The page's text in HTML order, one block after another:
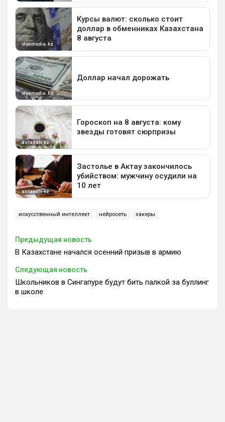
искусственный интеллект нейросеть хакеры
Предыдущая новость
В Казахстане начался осенний призыв в армию
Следующая новость
Школьников в Сингапуре будут бить палкой за буллинг
в школе